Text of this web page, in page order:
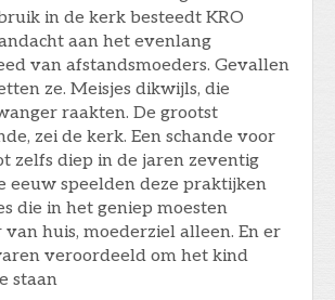
in de kerk besteedt KRO
aan het evenlang
van afstandsmoeders. Gevallen
ze. Meisjes dikwijls, die
raakten. De grootst
zei de kerk. Een schande voor
zelfs diep in de jaren zeventig
eeuw speelden deze praktijken
die in het geniep moesten
huis, moederziel alleen. En er
veroordeeld om het kind
staan